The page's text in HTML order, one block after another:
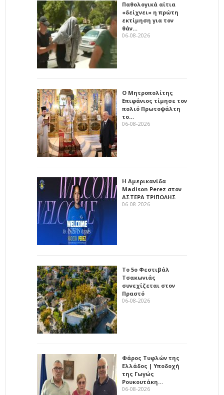
Παθολογικά αίτια
«δείχνει» η πρώτη
εκτίμηση για τον
θάν…
06-08-2026
Ο Μητροπολίτης
Επιφάνιος τίμησε τον
πολιό Πρωτοψάλτη
το…
06-08-2026
Η Αμερικανίδα
Madison Perez στον
ΑΣΤΕΡΑ ΤΡΙΠΟΛΗΣ
06-08-2026
Το 5ο Φεστιβάλ
Τσακωνιάς
συνεχίζεται στον
Πραστό
06-08-2026
Φάρος Τυφλών της
Ελλάδος | Υποδοχή
της Γωγώς
Ρουκουτάκη…
06-08-2026